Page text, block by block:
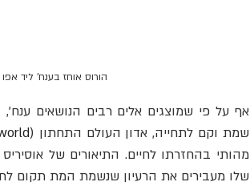
הורוס אוחז בענח' ליד אפו של פרעה
אף על פי שמוצגים אלים רבים הנושאים
שמת וקם לתחייה, אדון העולם התחתון (
שלו מעבירים את הרעיון שנשמת המת תקום